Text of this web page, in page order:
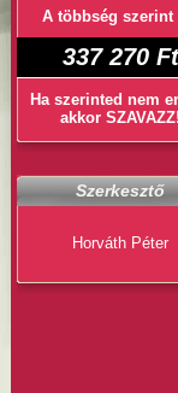
A többség szerint
337 270 Ft
Ha szerinted nem
akkor SZAVAZZ!
Szerkesztő
Horváth Péter